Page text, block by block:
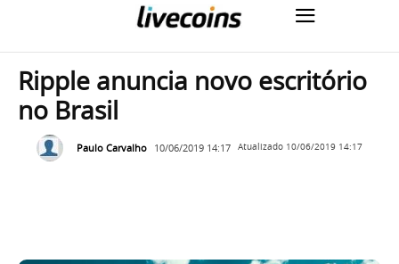
Ripple anuncia novo escritório
no Brasil
Paulo Carvalho 10/06/2019 14:17 Atualizado 10/06/2019 14:17